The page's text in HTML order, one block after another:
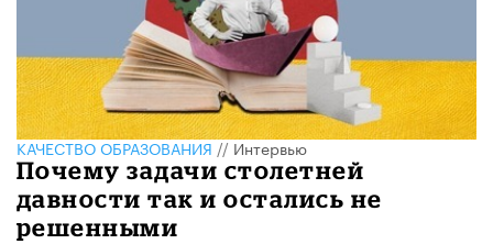
КАЧЕСТВО ОБРАЗОВАНИЯ//Интервью
Почему задачи столетней
давности так и остались не
решенными